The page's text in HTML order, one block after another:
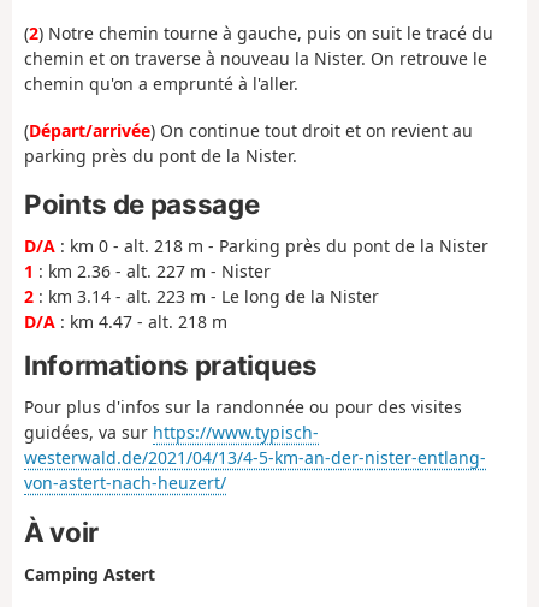
(2) Notre chemin tourne à gauche, puis on suit le tracé du
chemin et on traverse à nouveau la Nister. On retrouve le
chemin qu'on a emprunté à l'aller.
(Départ/arrivée) On continue tout droit et on revient au
parking près du pont de la Nister.
Points de passage
D/A : km 0 - alt. 218 m - Parking près du pont de la Nister
1 : km 2.36 - alt. 227 m - Nister
2 : km 3.14 - alt. 223 m - Le long de la Nister
D/A : km 4.47 - alt. 218 m
Informations pratiques
Pour plus d'infos sur la randonnée ou pour des visites
guidées, va sur https://www.typisch-
westerwald.de/2021/04/13/4-5-km-an-der-nister-entlang-
von-astert-nach-heuzert/
À voir
Camping Astert